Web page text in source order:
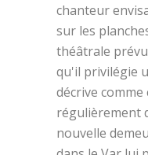
chanteur
sur les
théâtrale
qu'il privilégie
décrive
régulièrement
nouvelle